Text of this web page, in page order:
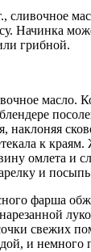
Начинка
грибной.
масло.
наклоняя
к краям.
омлета и
и
фарша
свежих
и немного